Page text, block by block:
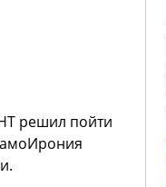
решил пойти